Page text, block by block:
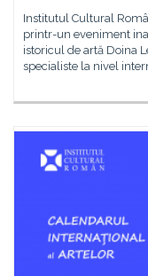
Institutul Cultural
printr-un eveniment
istoricul de artă Doina
specialiste la nivel